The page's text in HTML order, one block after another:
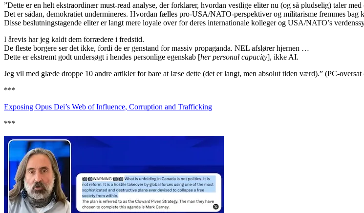
”Dette er en helt ekstraordinær must-read analyse, der forklarer, hvordan vestlige eliter nu (og så pludselig) taler
Det er sådan, demokratiet undermineres. Hvordan fælles pro-USA/NATO-perspektiver og militarisme fremmes bag
Disse beslutningstagende eliter er langt mere loyale over for deres internationale kolleger og USA/NATO’s
I årevis har jeg kaldt dem forrædere i fredstid.
De fleste borgere ser det ikke, fordi de er genstand for massiv propaganda. NEL afslører hjernen …
Dette er ekstremt godt undersøgt i hendes personlige egenskab [her personal capacity], ikke AI.
Jeg vil med glæde droppe 10 andre artikler for bare at læse dette (det er langt, men absolut tiden værd).” (PC-oversat
***
Exposing Opus Dei’s Web of Influence, Corruption and Trafficking
***